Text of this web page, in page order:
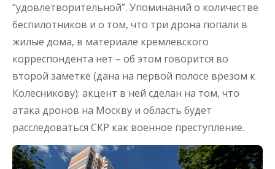
“удовлетворительной”. Упоминаний о количестве
беспилотников и о том, что три дрона попали в
жилые дома, в материале кремлевского
корреспондента нет – об этом говорится во
второй заметке (дана на первой полосе врезом к
Колесникову): акцент в ней сделан на том, что
атака дронов на Москву и область будет
расследоваться СКР как военное преступление.